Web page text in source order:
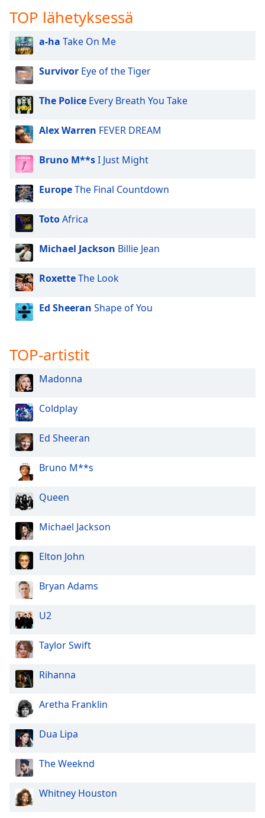
TOP lähetyksessä
a-ha Take On Me
Survivor Eye of the Tiger
The Police Every Breath You Take
Alex Warren FEVER DREAM
Bruno M**sI Just Might
EuropeThe Final Countdown
TotoAfrica
Michael Jackson Billie Jean
RoxetteThe Look
Ed Sheeran Shape of You
TOP-artistit
Madonna
Coldplay
Ed Sheeran
Bruno M**s
Queen
Michael Jackson
Elton John
Bryan Adams
U2
Taylor Swift
Rihanna
Aretha Franklin
Dua Lipa
The Weeknd
Whitney Houston